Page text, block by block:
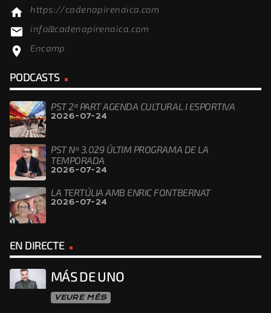
home https://cadenapirenaica.com
email info@cadenapirenaica.com
location_on Encamp
PODCASTS
PST 2ª PART AGENDA CULTURAL I ESPORTIVA
2026-07-24
PST Nº 3.029 ÚLTIM PROGRAMA DE LA
TEMPORADA
2026-07-24
LA TERTÚLIA AMB ENRIC FONTBERNAT
2026-07-24
EN DIRECTE
MÁS DE UNO
VEURE MÉS